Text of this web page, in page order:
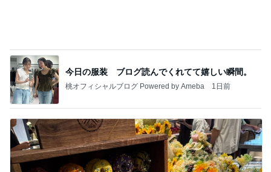
今日の服装 ブログ読んでくれてて嬉しい瞬間。
桃オフィシャルブログ Powered by Ameba 1日前